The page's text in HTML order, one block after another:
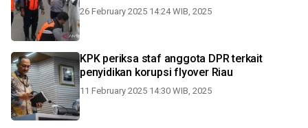
26 February 2025 14:24 WIB, 2025
KPK periksa staf anggota DPR terkait
penyidikan korupsi flyover Riau
11 February 2025 14:30 WIB, 2025